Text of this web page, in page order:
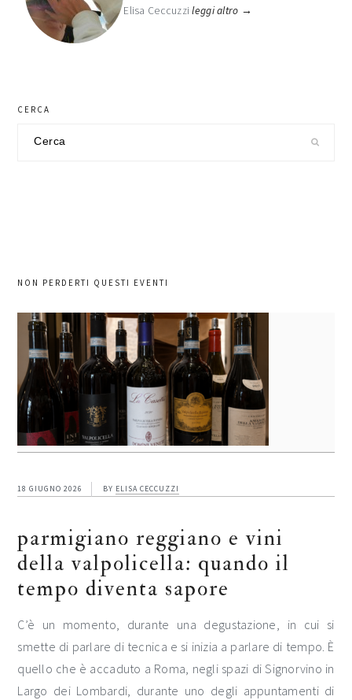
Elisa Ceccuzzileggi altro →
CERCA
NON PERDERTI QUESTI EVENTI
18 GIUGNO 2026 BY ELISA CECCUZZI
parmigiano reggiano e vini
della valpolicella: quando il
tempo diventa sapore
C’è un momento, durante una degustazione, in cui si
smette di parlare di tecnica e si inizia a parlare di tempo. È
quello che è accaduto a Roma, negli spazi di Signorvino in
Largo dei Lombardi, durante uno degli appuntamenti di